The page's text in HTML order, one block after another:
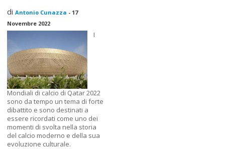
diAntonio Cunazza - 17
Novembre 2022
I
Mondiali di calcio di Qatar 2022
sono da tempo un tema di forte
dibattito e sono destinati a
essere ricordati come uno dei
momenti di svolta nella storia
del calcio moderno e della sua
evoluzione culturale.